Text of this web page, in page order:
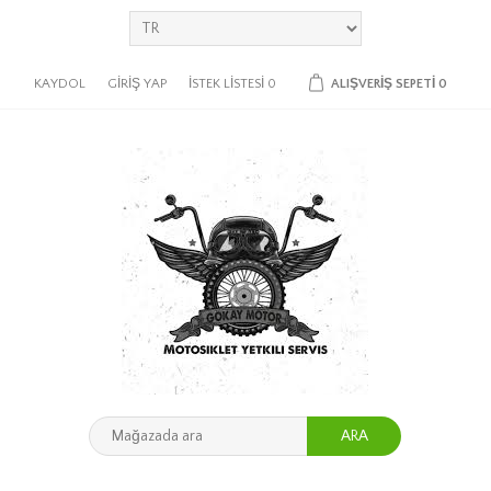
KAYDOL GIRIŞ YAP İSTEK LISTESI 0 ALIŞVERIŞ SEPETI 0
ARA